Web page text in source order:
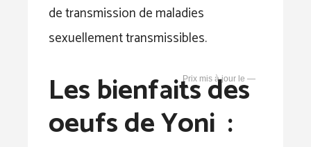
de transmission de maladies
sexuellement transmissibles.
—
Les bienfaits des
oeufs de Yoni :